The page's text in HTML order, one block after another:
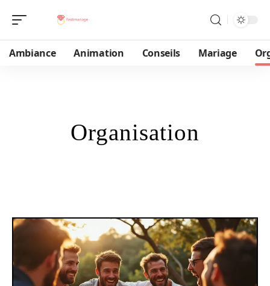
Ambiance Animation Conseils Mariage
Organisation